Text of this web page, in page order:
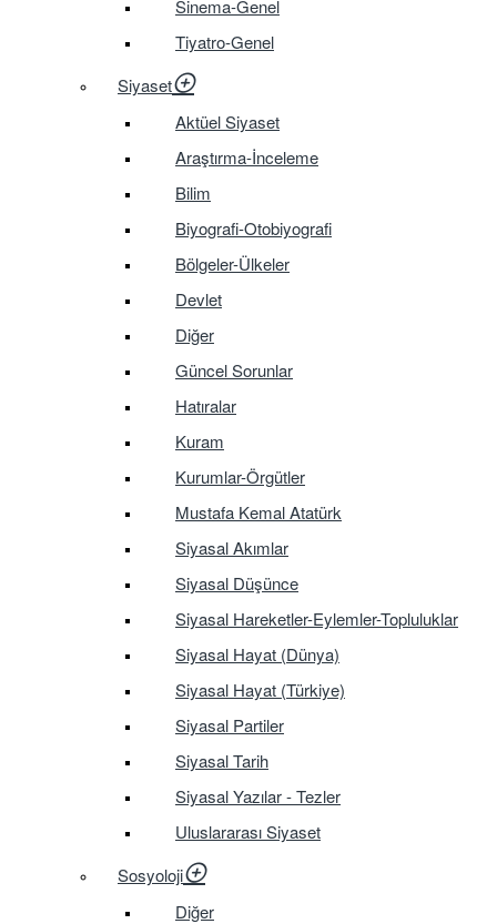
Sinema-Genel
Tiyatro-Genel
Siyaset
Aktüel Siyaset
Araştırma-İnceleme
Bilim
Biyografi-Otobiyografi
Bölgeler-Ülkeler
Devlet
Diğer
Güncel Sorunlar
Hatıralar
Kuram
Kurumlar-Örgütler
Mustafa Kemal Atatürk
Siyasal Akımlar
Siyasal Düşünce
Siyasal Hareketler-Eylemler-Topluluklar
Siyasal Hayat (Dünya)
Siyasal Hayat (Türkiye)
Siyasal Partiler
Siyasal Tarih
Siyasal Yazılar - Tezler
Uluslararası Siyaset
Sosyoloji
Diğer